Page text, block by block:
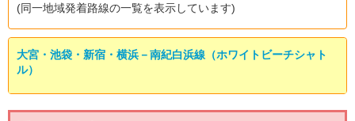
(同一地域発着路線の一覧を表示しています)
大宮・池袋・新宿・横浜－南紀白浜線（ホワイトビーチシャト
ル）